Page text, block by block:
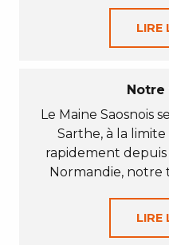
LIRE
Le Maine Saosnois
Sarthe, à la limite
rapidement depuis
Normandie, notre
LIRE